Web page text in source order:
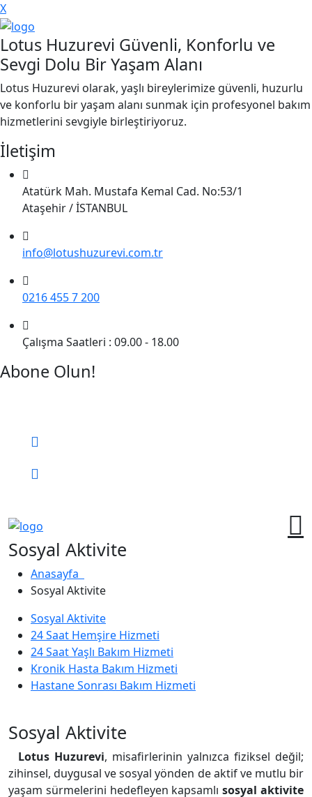
X
Lotus Huzurevi Güvenli, Konforlu ve
Sevgi Dolu Bir Yaşam Alanı
Lotus Huzurevi olarak, yaşlı bireylerimize güvenli, huzurlu
ve konforlu bir yaşam alanı sunmak için profesyonel bakım
hizmetlerini sevgiyle birleştiriyoruz.
İletişim
Atatürk Mah. Mustafa Kemal Cad. No:53/1
Ataşehir / İSTANBUL
info@lotushuzurevi.com.tr
0216 455 7 200
Çalışma Saatleri : 09.00 - 18.00
Abone Olun!
Sosyal Aktivite
Anasayfa
Sosyal Aktivite
Sosyal Aktivite
24 Saat Hemşire Hizmeti
24 Saat Yaşlı Bakım Hizmeti
Kronik Hasta Bakım Hizmeti
Hastane Sonrası Bakım Hizmeti
Sosyal Aktivite
Lotus Huzurevi, misafirlerinin yalnızca fiziksel değil;
zihinsel, duygusal ve sosyal yönden de aktif ve mutlu bir
yaşam sürmelerini hedefleyen kapsamlısosyal aktivite